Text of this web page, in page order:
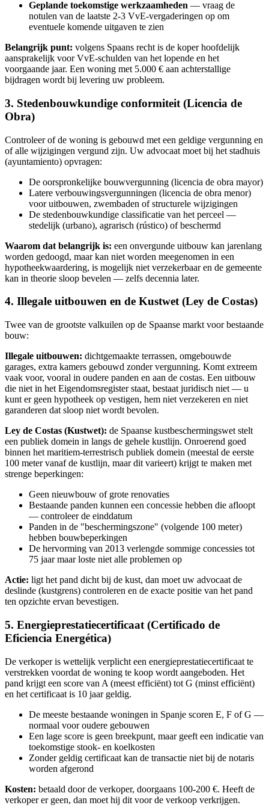
Geplande toekomstige werkzaamheden — vraag de
notulen van de laatste 2-3 VvE-vergaderingen op om
eventuele komende uitgaven te zien
Belangrijk punt: volgens Spaans recht is de koper hoofdelijk
aansprakelijk voor VvE-schulden van het lopende en het
voorgaande jaar. Een woning met 5.000 € aan achterstallige
bijdragen wordt bij levering uw probleem.
3. Stedenbouwkundige conformiteit (Licencia de
Obra)
Controleer of de woning is gebouwd met een geldige vergunning en
of alle wijzigingen vergund zijn. Uw advocaat moet bij het stadhuis
(ayuntamiento) opvragen:
De oorspronkelijke bouwvergunning (licencia de obra mayor)
Latere verbouwingsvergunningen (licencia de obra menor)
voor uitbouwen, zwembaden of structurele wijzigingen
De stedenbouwkundige classificatie van het perceel —
stedelijk (urbano), agrarisch (rústico) of beschermd
Waarom dat belangrijk is: een onvergunde uitbouw kan jarenlang
worden gedoogd, maar kan niet worden meegenomen in een
hypotheekwaardering, is mogelijk niet verzekerbaar en de gemeente
kan in theorie sloop bevelen — zelfs decennia later.
4. Illegale uitbouwen en de Kustwet (Ley de Costas)
Twee van de grootste valkuilen op de Spaanse markt voor bestaande
bouw:
Illegale uitbouwen: dichtgemaakte terrassen, omgebouwde
garages, extra kamers gebouwd zonder vergunning. Komt extreem
vaak voor, vooral in oudere panden en aan de costas. Een uitbouw
die niet in het Eigendomsregister staat, bestaat juridisch niet — u
kunt er geen hypotheek op vestigen, hem niet verzekeren en niet
garanderen dat sloop niet wordt bevolen.
Ley de Costas (Kustwet): de Spaanse kustbeschermingswet stelt
een publiek domein in langs de gehele kustlijn. Onroerend goed
binnen het maritiem-terrestrisch publiek domein (meestal de eerste
100 meter vanaf de kustlijn, maar dit varieert) krijgt te maken met
strenge beperkingen:
Geen nieuwbouw of grote renovaties
Bestaande panden kunnen een concessie hebben die afloopt
— controleer de einddatum
Panden in de "beschermingszone" (volgende 100 meter)
hebben bouwbeperkingen
De hervorming van 2013 verlengde sommige concessies tot
75 jaar maar loste niet alle problemen op
Actie: ligt het pand dicht bij de kust, dan moet uw advocaat de
deslinde (kustgrens) controleren en de exacte positie van het pand
ten opzichte ervan bevestigen.
5. Energieprestatiecertificaat (Certificado de
Eficiencia Energética)
De verkoper is wettelijk verplicht een energieprestatiecertificaat te
verstrekken voordat de woning te koop wordt aangeboden. Het
pand krijgt een score van A (meest efficiënt) tot G (minst efficiënt)
en het certificaat is 10 jaar geldig.
De meeste bestaande woningen in Spanje scoren E, F of G —
normaal voor oudere gebouwen
Een lage score is geen breekpunt, maar geeft een indicatie van
toekomstige stook- en koelkosten
Zonder geldig certificaat kan de transactie niet bij de notaris
worden afgerond
Kosten: betaald door de verkoper, doorgaans 100-200 €. Heeft de
verkoper er geen, dan moet hij dit voor de verkoop verkrijgen.